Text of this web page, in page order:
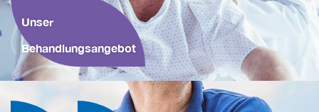
Unser
Behandlungsangebot